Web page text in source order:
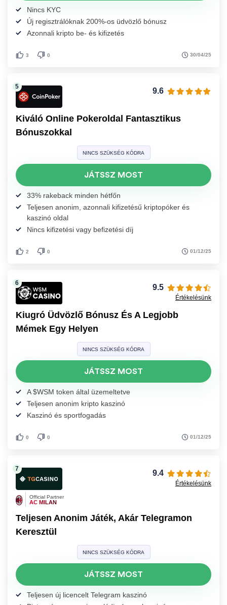
30/04/25
Nincs KYC
Új regisztrálóknak 200%-os üdvözlő bónusz
Azonnali kripto be- és kifizetés
3 0
Kiváló Online Pokeroldal Fantasztikus
Bónuszokkal
01/12/25
33% rakeback minden hétfőn
Teljesen anonim, azonnali kifizetésű kriptopóker és
kaszinó oldal
Nincs kifizetési vagy befizetési díj
9.6
NINCS SZÜKSÉG KÓDRA
JÁTSSZ MOST
2 0
Kiugró Üdvözlő Bónusz És A Legjobb
Mémek Egy Helyen
01/12/25
A $WSM token által üzemeltetve
Teljesen anonim kripto kaszinó
Kaszinó és sportfogadás
9.5
Értékelésünk
NINCS SZÜKSÉG KÓDRA
JÁTSSZ MOST
0 0
Teljesen Anonim Játék, Akár Telegramon
Keresztül
Official Partner
AC MILAN
Teljesen új licencelt Telegram kaszinó
9.4
Értékelésünk
NINCS SZÜKSÉG KÓDRA
JÁTSSZ MOST